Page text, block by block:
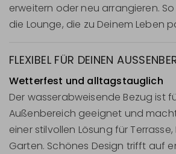
erweitern oder neu arrangieren.
die Lounge, die zu Deinem Leben
FLEXIBEL FÜR DEINEN
Wetterfest und alltagstauglich
Der wasserabweisende Bezug ist
Außenbereich geeignet und
einer stilvollen Lösung für
Garten. Schönes Design trifft auf